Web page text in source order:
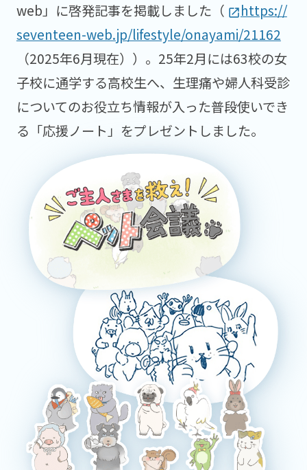
web」に啓発記事を掲載しました（ open_in_new https://
seventeen-web.jp/lifestyle/onayami/21162
（2025年6月現在））。25年2月には63校の女
子校に通学する高校生へ、生理痛や婦人科受診
についてのお役立ち情報が入った普段使いでき
る「応援ノート」をプレゼントしました。